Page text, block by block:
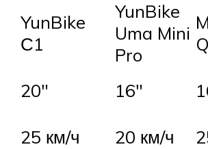
YunBike
С1
YunBike
Uma Mini
Pro
20″ 16″
25 км/ч 20 км/ч